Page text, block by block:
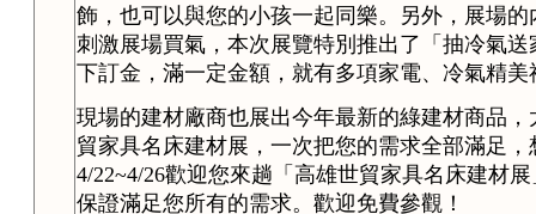
飾，也可以與您的小孩一起同樂。另外，展場
刺激展場買氣，本次展覽特別推出了「抽冷氣
下訂金，滿一定金額，就有多項家電、冷氣精
現場的建材廠商也展出今年最新的綠建材商品
貿家具名床建材展，一次把您的需求全部滿足
4/22~4/26歡迎您來趟「高雄世貿家具名床建材
保證滿足您所有的需求。歡迎免費參觀！